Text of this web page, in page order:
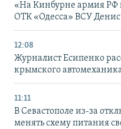
«На Кинбурне армия РФ
ОТК «Одесса» ВСУ
12:08
Журналист Есипенко
крымского
11:11
В Севастополе из-за
менять схему питания